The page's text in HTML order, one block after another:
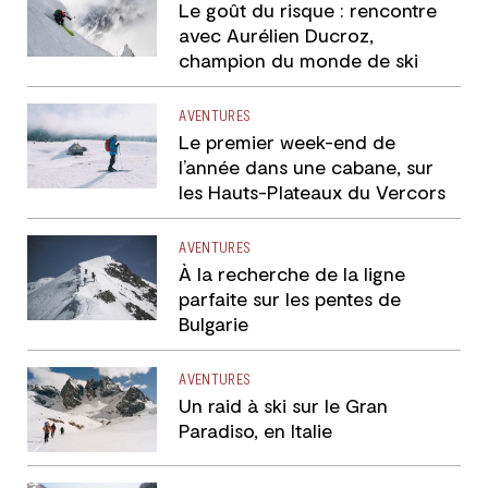
Le goût du risque : rencontre
avec Aurélien Ducroz,
champion du monde de ski
freeride
AVENTURES
Le premier week-end de
l’année dans une cabane, sur
les Hauts-Plateaux du Vercors
AVENTURES
À la recherche de la ligne
parfaite sur les pentes de
Bulgarie
AVENTURES
Un raid à ski sur le Gran
Paradiso, en Italie